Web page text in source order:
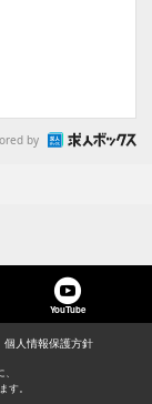
by
YouTube
個人情報保護方針
す。